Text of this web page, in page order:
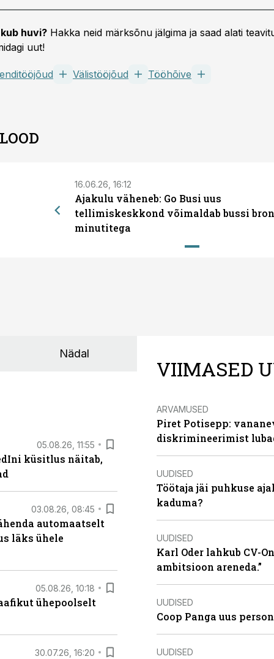
huvi? Hakka neid märksõnu jälgima ja saad alati
uut!
Välistööjõud Tööhõive
16.06.26, 16:12
Ajakulu väheneb: Go Busi uus
tellimiskeskkond võimaldab bussi
minutitega
Nädal
05.08.26, 11:55
küsitlus näitab,
03.08.26, 08:45
automaatselt
läks ühele
05.08.26, 10:18
ühepoolselt
30.07.26, 16:20
VIIMASED
ARVAMUSED
Piret Potisepp:
diskrimineerimist
UUDISED
Töötaja jäi puhkuse
kaduma?
UUDISED
Karl Oder lahkub CV-
ambitsioon areneda.”
UUDISED
Coop Panga uus
UUDISED